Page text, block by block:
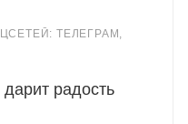
ТЕЛЕГРАМ,
радость